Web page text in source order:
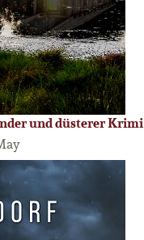
und düsterer Krimi